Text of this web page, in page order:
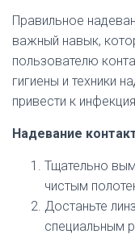
Правильное
важный навык,
пользователю
гигиены и техники
привести к
Надевание
Тщательно
чистым
Достаньте
специальным